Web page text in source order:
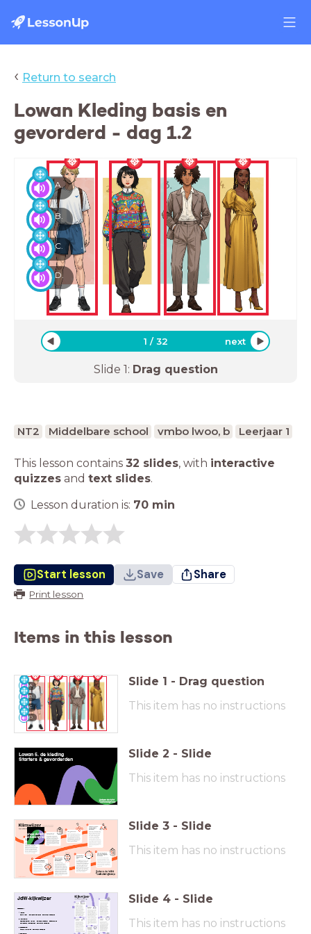
‹ Return to search
Lowan Kleding basis en
gevorderd - dag 1.2
A.
B.
C.
D.
1 /32 next
Slide 1: Drag question
NT2 Middelbare school vmbo lwoo, b Leerjaar 1
This lesson contains 32 slides, with interactive
quizzes and text slides.
Lesson duration is: 70 min
Start lesson Save Share
Print lesson
Items in this lesson
A.
B.
C.
D.
Slide 1 - Drag question
This item has no instructions
Lowan 5. de kleding
Starters & gevorderden
Slide 2 - Slide
This item has no instructions
Slide 3 - Slide
This item has no instructions
JdW-kijkwijzer
Lesopbouw:
Vooraf:
Startklaar, Voorkennis activeren, Formatief Handelen
Instructie:
Leerdoelgericht werken, Inclusieve didactiek, Concrete en
herkenbare voorbeelden, Formatief Handelen
Toepassing:
Actieve verwerking, Formatief handelen
Evaluatie:
Slide 4 - Slide
This item has no instructions